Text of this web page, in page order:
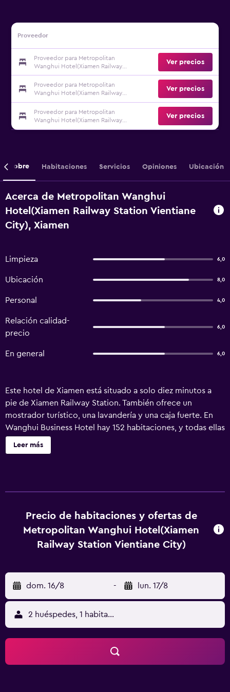
Proveedor
Proveedor para Metropolitan
Wanghui Hotel(Xiamen Railway
Station Vientiane City)
Ver precios
Proveedor para Metropolitan
Wanghui Hotel(Xiamen Railway
Station Vientiane City)
Ver precios
Proveedor para Metropolitan
Wanghui Hotel(Xiamen Railway
Station Vientiane City)
Ver precios
Sobre Habitaciones Servicios Opiniones Ubicación
Acerca de Metropolitan Wanghui
Hotel(Xiamen Railway Station Vientiane
City), Xiamen
Limpieza 6,0
Ubicación 8,0
Personal 4,0
Relación calidad-
precio
6,0
En general 6,0
Este hotel de Xiamen está situado a solo diez minutos a
pie de Xiamen Railway Station. También ofrece un
mostrador turístico, una lavandería y una caja fuerte. En
Wanghui Business Hotel hay 152 habitaciones, y todas ellas
ofrecen lo esencial para una estancia cómoda. El
Aeropuerto Internacional de Xiamen Gaoqi está a solo 20
Leer más
Precio de habitaciones y ofertas de
Metropolitan Wanghui Hotel(Xiamen
Railway Station Vientiane City)
dom. 16/8 - lun. 17/8
2 huéspedes, 1 habitación